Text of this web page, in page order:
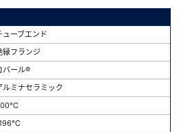
ューブエンド
縁フランジ
バール®
ルミナセラミック